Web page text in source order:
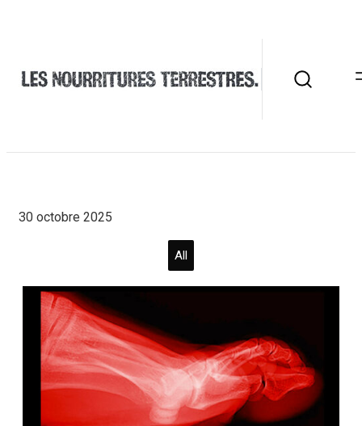
30 octobre 2025
All